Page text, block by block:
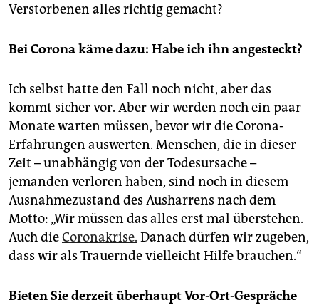
Verstorbenen alles richtig gemacht?
Bei Corona käme dazu: Habe ich ihn angesteckt?
Ich selbst hatte den Fall noch nicht, aber das
kommt sicher vor. Aber wir werden noch ein paar
Monate warten müssen, bevor wir die Corona-
Erfahrungen auswerten. Menschen, die in dieser
Zeit – unabhängig von der Todesursache –
jemanden verloren haben, sind noch in diesem
Ausnahmezustand des Ausharrens nach dem
Motto: „Wir müssen das alles erst mal überstehen.
Auch dieCoronakrise. Danach dürfen wir zugeben,
dass wir als Trauernde vielleicht Hilfe brauchen.“
Bieten Sie derzeit überhaupt Vor-Ort-Gespräche